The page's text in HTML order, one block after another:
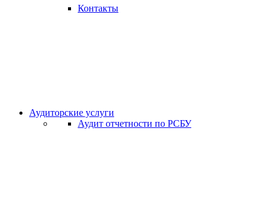
Контакты
Аудиторские услуги
Аудит отчетности по РСБУ